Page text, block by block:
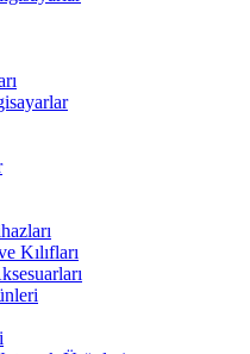
Kılıfları